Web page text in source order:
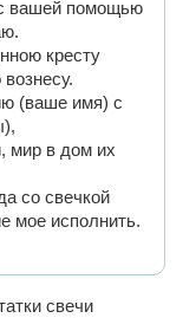
вашей помощью
кресту
(ваше имя) с
мир в дом их
со свечкой
мое исполнить.
свечи